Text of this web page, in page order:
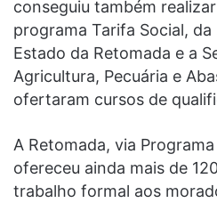
conseguiu também
programa Tarifa Social, da
Estado da Retomada e a
Agricultura, Pecuária e
ofertaram cursos de
A Retomada, via
ofereceu ainda mais de
trabalho formal aos